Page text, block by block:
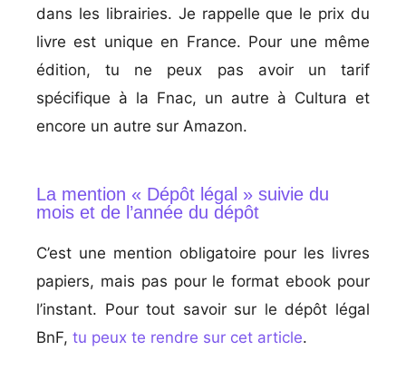
dans les librairies. Je rappelle que le prix du
livre est unique en France. Pour une même
édition, tu ne peux pas avoir un tarif
spécifique à la Fnac, un autre à Cultura et
encore un autre sur Amazon.
La mention « Dépôt légal » suivie du
mois et de l’année du dépôt
C’est une mention obligatoire pour les livres
papiers, mais pas pour le format ebook pour
l’instant. Pour tout savoir sur le dépôt légal
BnF, tu peux te rendre sur cet article.